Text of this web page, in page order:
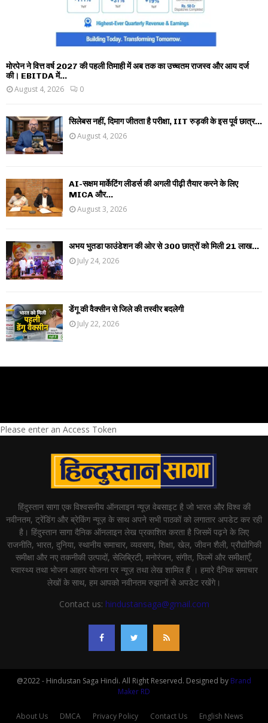
मोरपेन ने वित्त वर्ष 2027 की पहली तिमाही में अब तक का उच्चतम राजस्व और आय दर्ज
की। EBITDA में...
August 4, 2026
0
सिलेबस नहीं, दिमाग जीतता है परीक्षा, IIT रुड़की के इस पूर्व छात्र...
August 4, 2026
AI-सक्षम मार्केटिंग लीडर्स की अगली पीढ़ी तैयार करने के लिए
MICA और...
August 3, 2026
अभय भुतडा फाउंडेशन की ओर से 300 छात्रों को मिली 21 लाख...
July 24, 2026
डेंगू की वैक्सीन से जिले की तस्वीर बदलेगी
July 22, 2026
Please enter an Access Token
हिंदुस्तान सागा एक विश्वसनीय ऑनलाइन न्यूज़ वेबसाइट है जो भारत और विश्व की
नवीनतम, ट्रेंडिंग और ब्रेकिंग न्यूज़ के साथ अपने सभी पाठकों को लगातार अपडेट कर रही
है। हिंदुस्तान सागा दैनिक ऑनलाइन लेख प्रकाशित करता है जिसमें पढ़ने के लिए
राजनीति, भारत, दुनिया, स्थानीय समाचार, व्यवसाय, शिक्षा, खेल, जीवन शैली, प्रौद्योगिकी
समीक्षा और नए तकनीकी उत्पादों, सेलिब्रिटी, मनोरंजन, संगीत, फिल्में और समीक्षाएँ,
स्वास्थ्य तथा भोजन आहार योजना पर न्यूज़ तथा लेख शामिल हैं । हमारे दैनिक समाचार
लेखों के साथ, हम आपको नवीनतम रुझानों से अपडेट रखेंगे।
Contact us: hindustansaga@gmail.com
@2022 - Hindustan Saga Hindi. All Right Reserved. Designed by Brand
Maker RD
About Us DMCA Privacy Policy Contact Us English News